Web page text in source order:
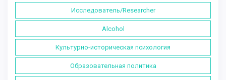
Исследователь/Researcher
Alcohol
Культурно-историческая психология
Образовательная политика